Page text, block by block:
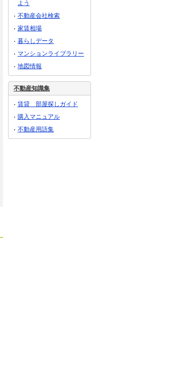
よう
不動産会社検索
家賃相場
暮らしデータ
マンションライブラリー
地図情報
不動産知識集
賃貸 部屋探しガイド
購入マニュアル
不動産用語集